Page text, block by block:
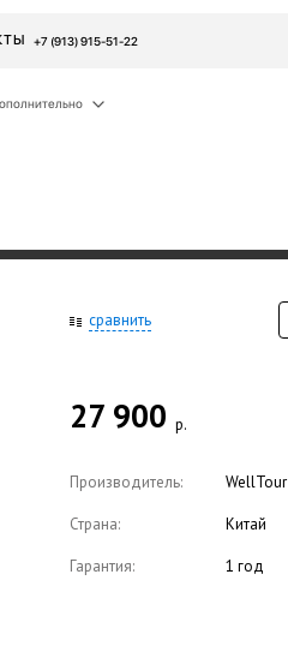
+7 (913) 915-51-22
сравнить
27 900 р.
Производитель: WellTour
Страна: Китай
Гарантия: 1 год